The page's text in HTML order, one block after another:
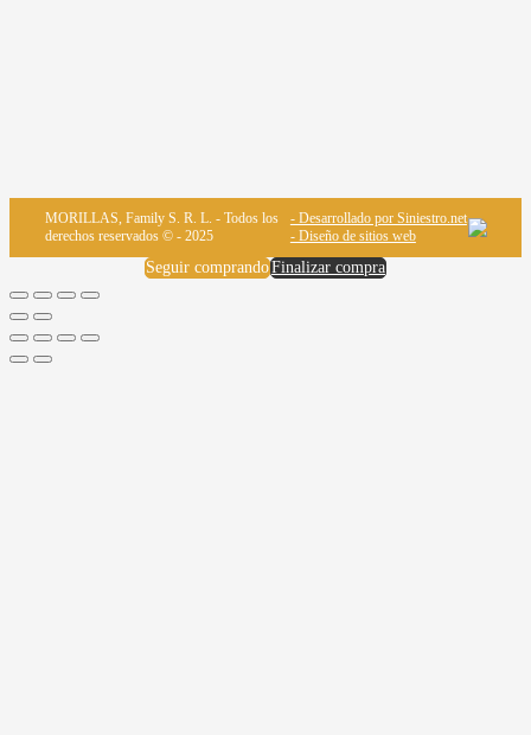
MORILLAS, Family S. R. L. - Todos los
derechos reservados © - 2025
- Desarrollado por Siniestro.net
- Diseño de sitios web
Finalizar compra
Seguir comprando